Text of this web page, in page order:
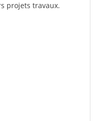
projets travaux.